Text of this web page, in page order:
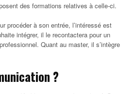
des formations relatives à celle-ci.
procéder à son entrée, l’intéressé est
intégrer, il le recontactera pour un
Quant au master, il s’intègre
?